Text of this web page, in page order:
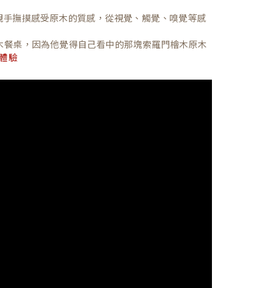
撫摸感受原木的質感，從視覺、觸覺、嗅覺等感
桌，因為他覺得自己看中的那塊索羅門檜木原木
驗